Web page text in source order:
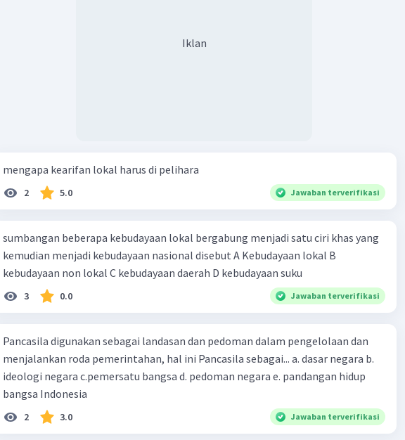
Iklan
mengapa kearifan lokal harus di pelihara
2 5.0 Jawaban terverifikasi
sumbangan beberapa kebudayaan lokal bergabung menjadi satu ciri khas yang
kemudian menjadi kebudayaan nasional disebut A Kebudayaan lokal B
kebudayaan non lokal C kebudayaan daerah D kebudayaan suku
3 0.0 Jawaban terverifikasi
Pancasila digunakan sebagai landasan dan pedoman dalam pengelolaan dan
menjalankan roda pemerintahan, hal ini Pancasila sebagai... a. dasar negara b.
ideologi negara c.pemersatu bangsa d. pedoman negara e. pandangan hidup
bangsa Indonesia
2 3.0 Jawaban terverifikasi